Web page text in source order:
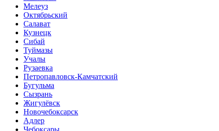
Мелеуз
Октябрьский
Салават
Кузнецк
Сибай
Туймазы
Учалы
Рузаевка
Петропавловск-Камчатский
Бугульма
Сызрань
Жигулёвск
Новочебоксарск
Адлер
Чебоксары